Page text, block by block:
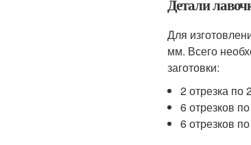
Детали
Для
мм. Всего
заготовки:
2 отрезка
6 отрезков
6 отрезков